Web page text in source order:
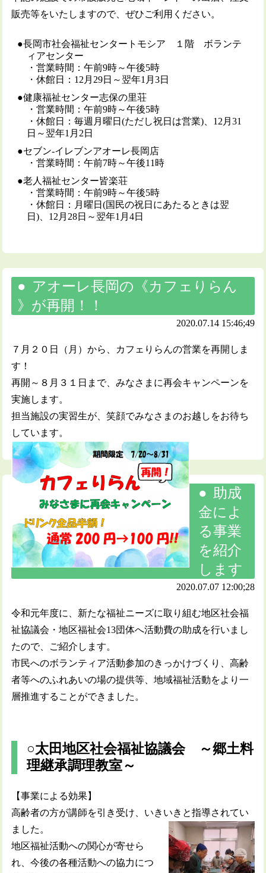
販売等をいたしますので、ぜひご利用ください。
長岡市社会福祉センタートモシア １階 ボランテ
ィアセンター
・営業時間：午前9時～午後5時
・休館日：12月29日～翌年1月3日
健康福祉センター志保の里荘
・営業時間：午前9時～午後5時
・休館日：毎週月曜日(ただし祝日は営業)、12月31
日～翌年1月2日
セブン‐イレブンアオーレ長岡店
・営業時間：午前7時～午後11時
老人福祉センター皆楽荘
・営業時間：午前9時～午後5時
・休館日：月曜日(国民の祝日にあたるときは翌
日)、12月28日～翌年1月4日
アオーレ長岡の《カフェりらん
》が再開！！
2020.07.14 15:46;49
７月２０日（月）から、カフェりらんの営業を再開しま
す！
再開～８月３１日まで、みなさまに再会キャンペーンを
実施します。
担当施設の実習生が、笑顔でみなさまのお越しをお待ち
しています。
助成
金によ
る事業
を紹介
します
2020.07.07 12:00;28
令和元年度に、新たな福祉ニーズに取り組む地区社会福
祉協議会・地区福祉会13団体へ活動費の助成を行いまし
たので、ご紹介します。
市民へのボランティア活動参加のきっかけづくり、高齢
者等へのふれあいの場の提供等、地域福祉活動をより一
層推進することができました。
○太田地区社会福祉協議会 ～郷土料
理継承調理教室～
【事業による効果】
高齢者の方が講師を引き受け、いきいきと指導されてい
ました 。
地区福祉活動への関心が寄せら
れ、今後の各種活動への協力につ